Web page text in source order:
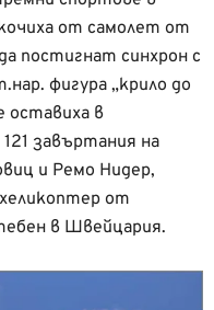
от самолет от
постигнат синхрон с
фигура „крило до
оставиха в
завъртания на
и Ремо Нидер,
от
в Швейцария.